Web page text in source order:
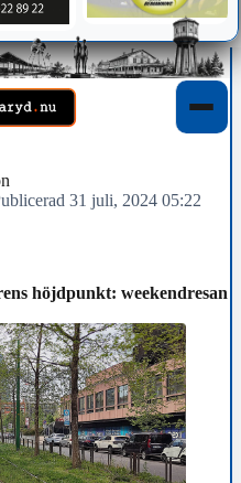
31 juli, 2024 05:22
höjdpunkt: weekendresan